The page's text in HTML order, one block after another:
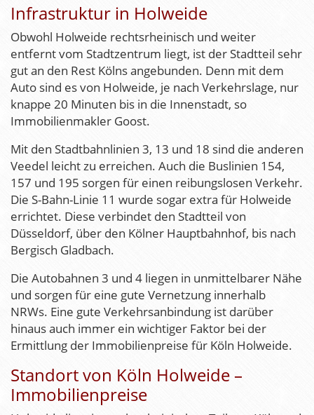
Infrastruktur in Holweide
Obwohl Holweide rechtsrheinisch und weiter
entfernt vom Stadtzentrum liegt, ist der Stadtteil sehr
gut an den Rest Kölns angebunden. Denn mit dem
Auto sind es von Holweide, je nach Verkehrslage, nur
knappe 20 Minuten bis in die Innenstadt, so
Immobilienmakler Goost.
Mit den Stadtbahnlinien 3, 13 und 18 sind die anderen
Veedel leicht zu erreichen. Auch die Buslinien 154,
157 und 195 sorgen für einen reibungslosen Verkehr.
Die S-Bahn-Linie 11 wurde sogar extra für Holweide
errichtet. Diese verbindet den Stadtteil von
Düsseldorf, über den Kölner Hauptbahnhof, bis nach
Bergisch Gladbach.
Die Autobahnen 3 und 4 liegen in unmittelbarer Nähe
und sorgen für eine gute Vernetzung innerhalb
NRWs. Eine gute Verkehrsanbindung ist darüber
hinaus auch immer ein wichtiger Faktor bei der
Ermittlung der Immobilienpreise für Köln Holweide.
Standort von Köln Holweide –
Immobilienpreise